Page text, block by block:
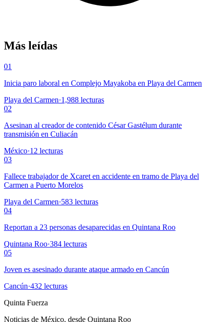
Más leídas
01
Inicia paro laboral en Complejo Mayakoba en Playa del Carmen
Playa del Carmen·1,988 lecturas
02
Asesinan al creador de contenido César Gastélum durante
transmisión en Culiacán
México·12 lecturas
03
Fallece trabajador de Xcaret en accidente en tramo de Playa del
Carmen a Puerto Morelos
Playa del Carmen·583 lecturas
04
Reportan a 23 personas desaparecidas en Quintana Roo
Quintana Roo·384 lecturas
05
Joven es asesinado durante ataque armado en Cancún
Cancún·432 lecturas
Quinta Fuerza
Noticias de México, desde Quintana Roo